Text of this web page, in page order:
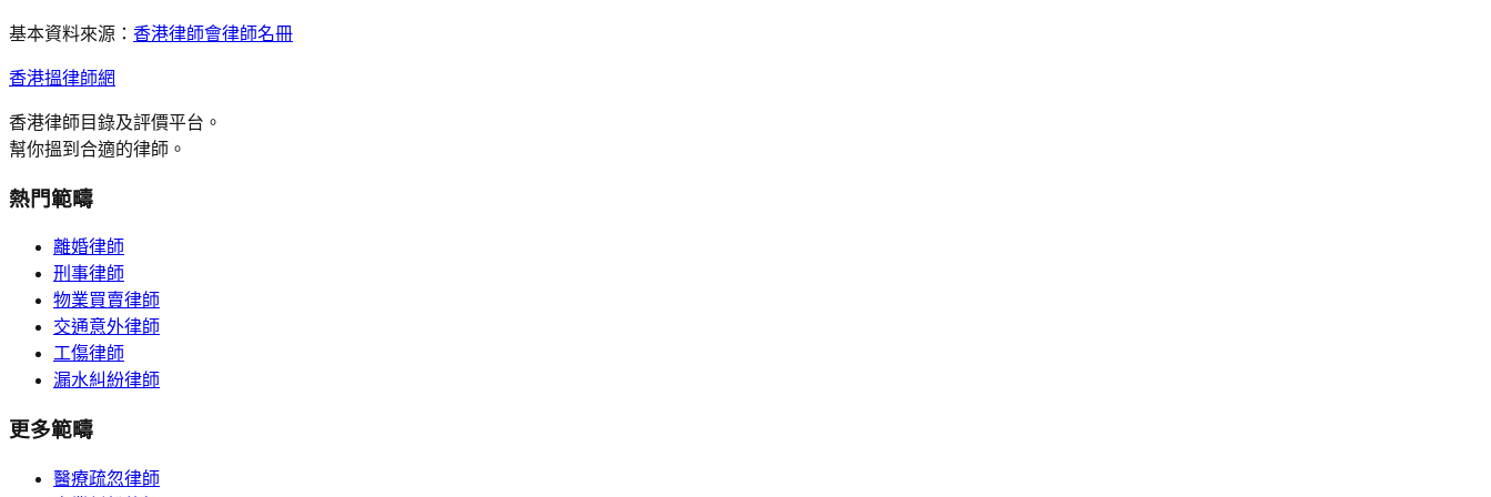
基本資料來源： 香港律師會律師名冊
香港搵律師網
香港律師目錄及評價平台。
幫你搵到合適的律師。
熱門範疇
離婚律師
刑事律師
物業買賣律師
交通意外律師
工傷律師
漏水糾紛律師
更多範疇
醫療疏忽律師